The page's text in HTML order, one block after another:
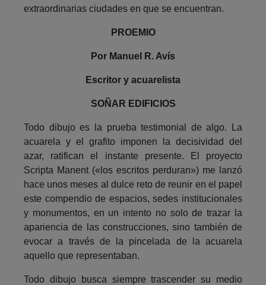
extraordinarias ciudades en que se encuentran.
PROEMIO
Por Manuel R. Avís
Escritor y acuarelista
SOÑAR EDIFICIOS
Todo dibujo es la prueba testimonial de algo. La
acuarela y el grafito imponen la decisividad del
azar, ratifican el instante presente. El proyecto
Scripta Manent («los escritos perduran») me lanzó
hace unos meses al dulce reto de reunir en el papel
este compendio de espacios, sedes institucionales
y monumentos, en un intento no solo de trazar la
apariencia de las construcciones, sino también de
evocar a través de la pincelada de la acuarela
aquello que representaban.
Todo dibujo busca siempre trascender su medio